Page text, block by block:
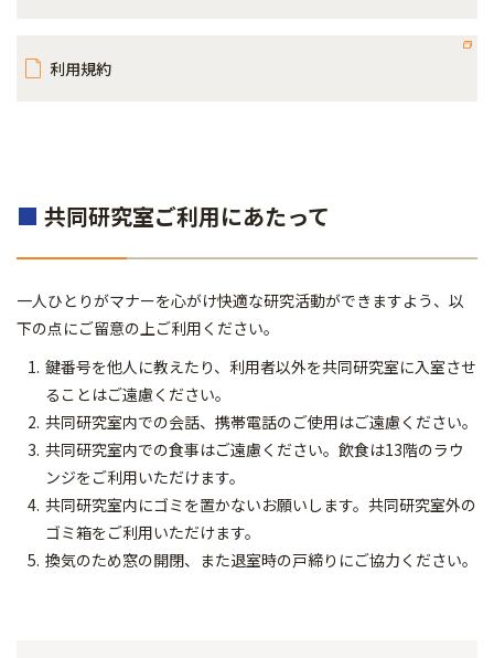
利用規約
■ 共同研究室ご利用にあたって
一人ひとりがマナーを心がけ快適な研究活動ができますよう、以
下の点にご留意の上ご利用ください。
鍵番号を他人に教えたり、利用者以外を共同研究室に入室させ
ることはご遠慮ください。
共同研究室内での会話、携帯電話のご使用はご遠慮ください。
共同研究室内での食事はご遠慮ください。飲食は13階のラウ
ンジをご利用いただけます。
共同研究室内にゴミを置かないお願いします。共同研究室外の
ゴミ箱をご利用いただけます。
換気のため窓の開閉、また退室時の戸締りにご協力ください。